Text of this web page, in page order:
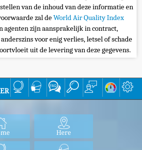
van de inhoud van deze informatie en
zal deWorld Air Quality Index
agenten zijn aansprakelijk in contract,
voor enig verlies, letsel of schade
uit de levering van deze gegevens.
Here